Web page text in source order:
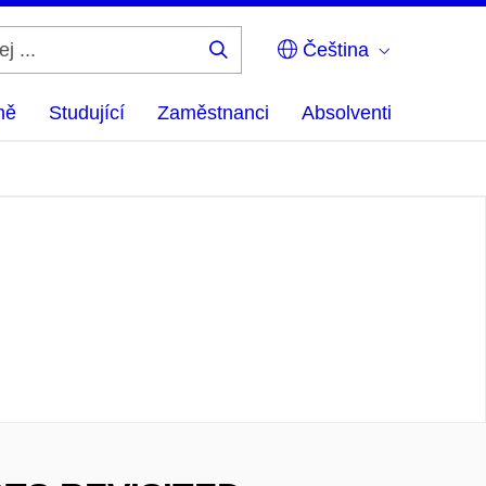
Čeština
Studující Zaměstnanci Absolventi